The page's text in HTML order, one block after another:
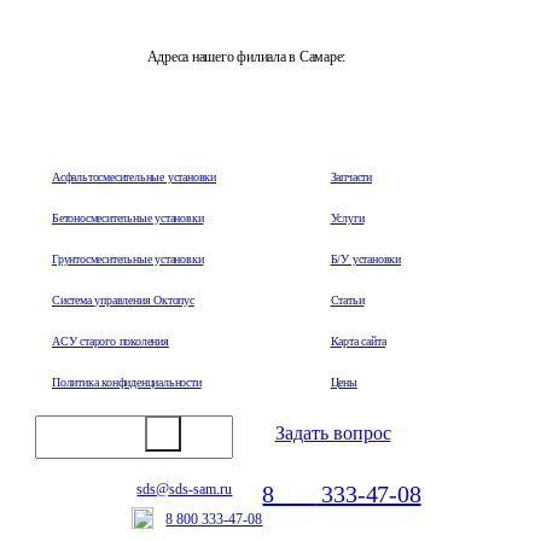
Адреса нашего филиала в Самаре:
Асфальтосмесительные установки
Бетоносмесительные установки
Грунтосмесительные установки
Система управления Октопус
АСУ старого поколения
Политика конфиденциальности
Запчасти
Услуги
Б/У установки
Статьи
Карта сайта
Цены
Задать вопрос
sds@sds-sam.ru
8800 333-47-08
8 333-47-08